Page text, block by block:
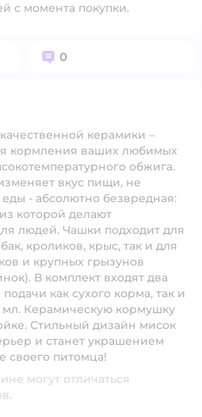
с момента покупки.
Вопросов:
0
керамики –
кормления ваших любимых
обжига.
вкус пищи, не
еды - абсолютно безвредная:
которой делают
людей. Чашки подходит для
кроликов, крыс, так и для
и крупных грызунов
В комплект входят два
как сухого корма, так и
Керамическую кормушку
Стильный дизайн мисок
и станет украшением
своего питомца!
могут отличаться